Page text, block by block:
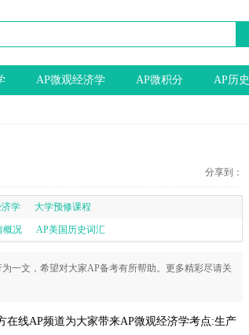
AP微观经济学 AP微积分 AP历史
分享到：
学 大学预修课程
概况 AP美国历史词汇
一文，希望对大家AP备考有所帮助。更多精彩尽请关
线AP频道为大家带来AP微观经济学考点:生产